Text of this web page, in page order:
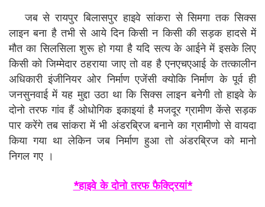
जब से रायपुर बिलासपुर हाइवे सांकरा से सिमगा तक सिक्स
लाइन बना है तभी से आये दिन किसी न किसी की सड़क हादसे में
मौत का सिलसिला शुरू हो गया है यदि सत्य के आईने में इसके लिए
किसी को जिम्मेदार ठहराया जाए तो वह है एनएचएआई के तत्कालीन
अधिकारी इंजीनियर ओर निर्माण एजेंसी क्योकि निर्माण के पूर्व ही
जनसुनवाई में यह मुद्दा उठा था कि सिक्स लाइन बनेगी तो हाइवे के
दोनो तरफ गांव हैं ओधोगिक इकाइयां है मजदूर ग्रामीण केंसे सड़क
पार करेंगे तब सांकरा में भी अंडरब्रिज बनाने का ग्रामीणो से वायदा
किया गया था लेकिन जब निर्माण हुआ तो अंडरब्रिज को मानो
निगल गए ।
*हाइवे के दोनो तरफ फैक्ट्रियां*